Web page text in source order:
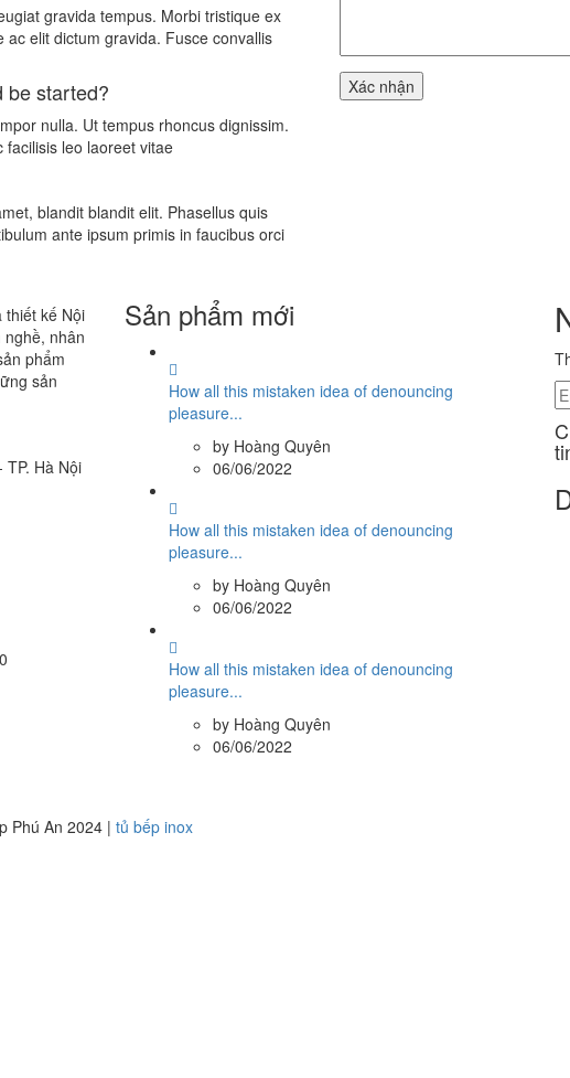
gravida tempus. Morbi tristique ex
elit dictum gravida. Fusce convallis
be started?
nulla. Ut tempus rhoncus dignissim.
leo laoreet vitae
blandit blandit elit. Phasellus quis
ante ipsum primis in faucibus orci
Xác nhận
thiết kế Nội
nhân
phẩm
sản
Hà Nội
Sản phẩm mới
How all this mistaken idea of denouncing
pleasure...
by Hoàng Quyên
06/06/2022
How all this mistaken idea of denouncing
pleasure...
by Hoàng Quyên
06/06/2022
How all this mistaken idea of denouncing
pleasure...
by Hoàng Quyên
06/06/2022
Phú An 2024 | tủ bếp inox